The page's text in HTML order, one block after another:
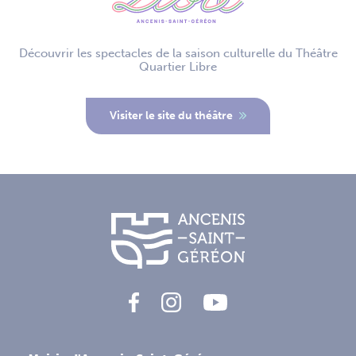
Découvrir les spectacles de la saison culturelle du Théâtre
Quartier Libre
Visiter le site du théâtre